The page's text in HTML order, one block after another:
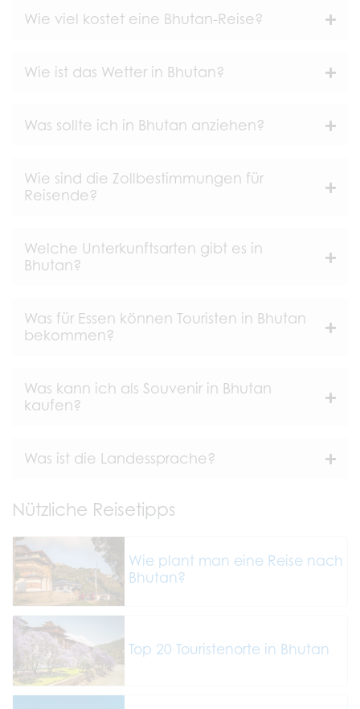
Wie viel kostet eine Bhutan-Reise?
Wie ist das Wetter in Bhutan?
Was sollte ich in Bhutan anziehen?
Wie sind die Zollbestimmungen für
Reisende?
Welche Unterkunftsarten gibt es in
Bhutan?
Was für Essen können Touristen in Bhutan
bekommen?
Was kann ich als Souvenir in Bhutan
kaufen?
Was ist die Landessprache?
Nützliche Reisetipps
Wie plant man eine Reise nach
Bhutan?
Top 20 Touristenorte in Bhutan